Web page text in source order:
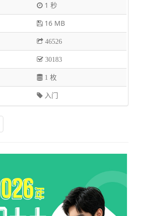
1 秒
16 MB
46526
30183
1 枚
入门